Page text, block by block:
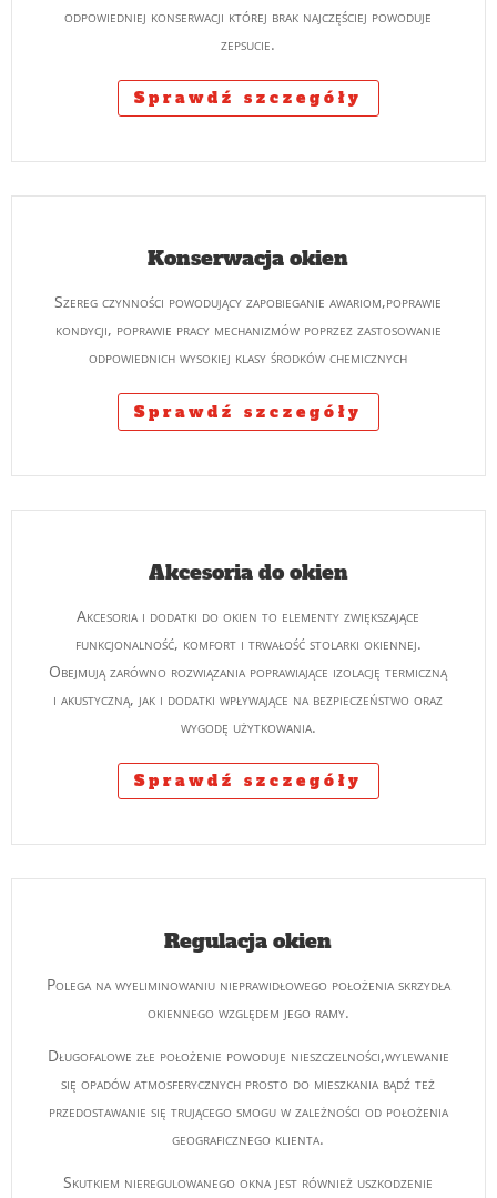
odpowiedniej konserwacji której brak najczęściej powoduje
zepsucie.
Sprawdź szczegóły
Konserwacja okien
Szereg czynności powodujący zapobieganie awariom,poprawie
kondycji, poprawie pracy mechanizmów poprzez zastosowanie
odpowiednich wysokiej klasy środków chemicznych
Sprawdź szczegóły
Akcesoria do okien
Akcesoria i dodatki do okien to elementy zwiększające
funkcjonalność, komfort i trwałość stolarki okiennej.
Obejmują zarówno rozwiązania poprawiające izolację termiczną
i akustyczną, jak i dodatki wpływające na bezpieczeństwo oraz
wygodę użytkowania.
Sprawdź szczegóły
Regulacja okien
Polega na wyeliminowaniu nieprawidłowego położenia skrzydła
okiennego względem jego ramy.
Długofalowe złe położenie powoduje nieszczelności,wylewanie
się opadów atmosferycznych prosto do mieszkania bądź też
przedostawanie się trującego smogu w zależności od położenia
geograficznego klienta.
Skutkiem nieregulowanego okna jest również uszkodzenie